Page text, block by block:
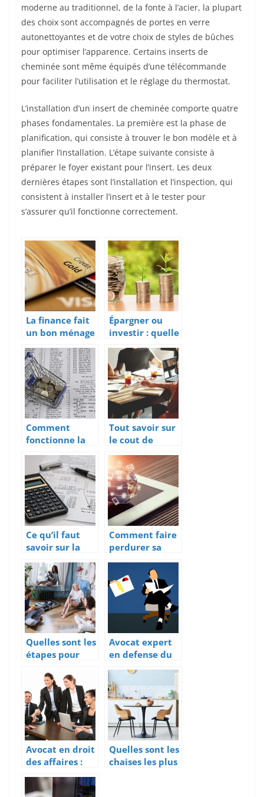
moderne au traditionnel, de la fonte à l’acier, la plupart
des choix sont accompagnés de portes en verre
autonettoyantes et de votre choix de styles de bûches
pour optimiser l’apparence. Certains inserts de
cheminée sont même équipés d’une télécommande
pour faciliter l’utilisation et le réglage du thermostat.
L’installation d’un insert de cheminée comporte quatre
phases fondamentales. La première est la phase de
planification, qui consiste à trouver le bon modèle et à
planifier l’installation. L’étape suivante consiste à
préparer le foyer existant pour l’insert. Les deux
dernières étapes sont l’installation et l’inspection, qui
consistent à installer l’insert et à le tester pour
s’assurer qu’il fonctionne correctement.
La finance fait
un bon ménage
avec
l’économie
Épargner ou
investir : quelle
est la meilleure
option ?
Comment
fonctionne la
procédure de
recouvrement
de créances ?
Tout savoir sur
le cout de
creation d’une
micro-
entreprise
Ce qu’il faut
savoir sur la
gestion
d’entreprise
Comment faire
perdurer sa
plateforme ?
Quelles sont les
étapes pour
enfant à choisir
un bon
logement pour
ses études
universitaires ?
Avocat expert
en defense du
salarie :
comment
choisir un
expert fiable
Avocat en droit
des affaires :
bonnes raisons
d’y recourir
Quelles sont les
chaises les plus